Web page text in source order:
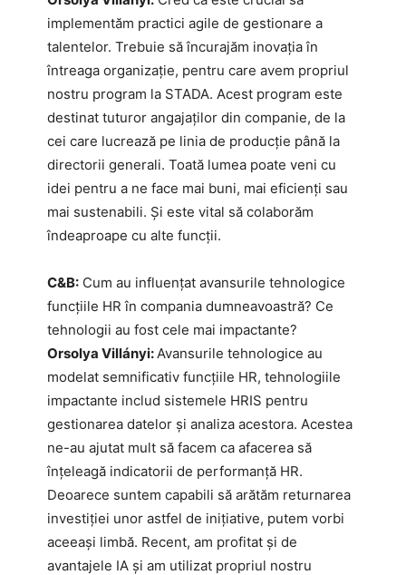
implementăm practici agile de gestionare a
talentelor. Trebuie să încurajăm inovația în
întreaga organizație, pentru care avem propriul
nostru program la STADA. Acest program este
destinat tuturor angajaților din companie, de la
cei care lucrează pe linia de producție până la
directorii generali. Toată lumea poate veni cu
idei pentru a ne face mai buni, mai eficienți sau
mai sustenabili. Și este vital să colaborăm
îndeaproape cu alte funcții.
C&B: Cum au influențat avansurile tehnologice
funcțiile HR în compania dumneavoastră? Ce
tehnologii au fost cele mai impactante?
Orsolya Villányi: Avansurile tehnologice au
modelat semnificativ funcțiile HR, tehnologiile
impactante includ sistemele HRIS pentru
gestionarea datelor și analiza acestora. Acestea
ne-au ajutat mult să facem ca afacerea să
înțeleagă indicatorii de performanță HR.
Deoarece suntem capabili să arătăm returnarea
investiției unor astfel de inițiative, putem vorbi
aceeași limbă. Recent, am profitat și de
avantajele IA și am utilizat propriul nostru